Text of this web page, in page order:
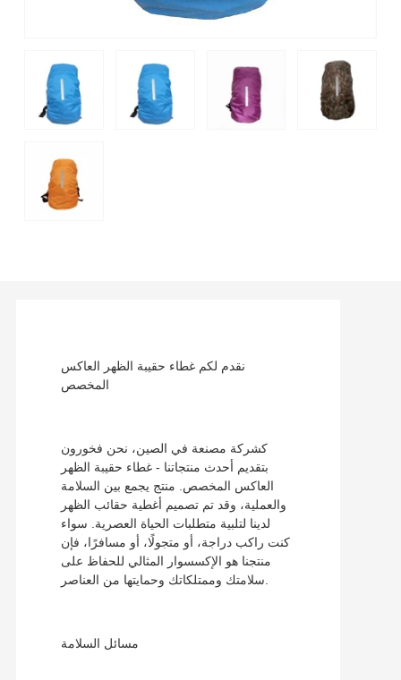
نقدم لكم غطاء حقيبة الظهر العاكس
المخصص
كشركة مصنعة في الصين، نحن فخورون
بتقديم أحدث منتجاتنا - غطاء حقيبة الظهر
العاكس المخصص. منتج يجمع بين السلامة
والعملية، وقد تم تصميم أغطية حقائب الظهر
لدينا لتلبية متطلبات الحياة العصرية. سواء
كنت راكب دراجة، أو متجولًا، أو مسافرًا، فإن
منتجنا هو الإكسسوار المثالي للحفاظ على
مسائل السلامة